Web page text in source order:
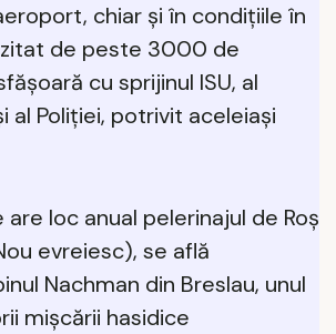
chiar și în condițiile în
de peste 3000 de
cu sprijinul ISU, al
al Poliției, potrivit aceleiaşi
are loc anual pelerinajul de Roș
evreiesc), se află
Nachman din Breslau, unul
mișcării hasidice